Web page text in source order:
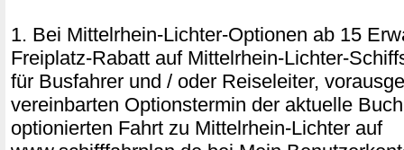
1. Bei Mittelrhein-Lichter-Optionen ab 15
Freiplatz-Rabatt auf Mittelrhein-Lichter-
für Busfahrer und / oder Reiseleiter,
vereinbarten Optionstermin der aktuelle
optionierten Fahrt zu Mittelrhein-Lichter auf